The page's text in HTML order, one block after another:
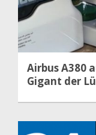
Airbus A380
Gigant der